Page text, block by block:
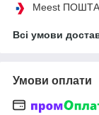
Meest ПОШТА
Всі умови
Умови оплати